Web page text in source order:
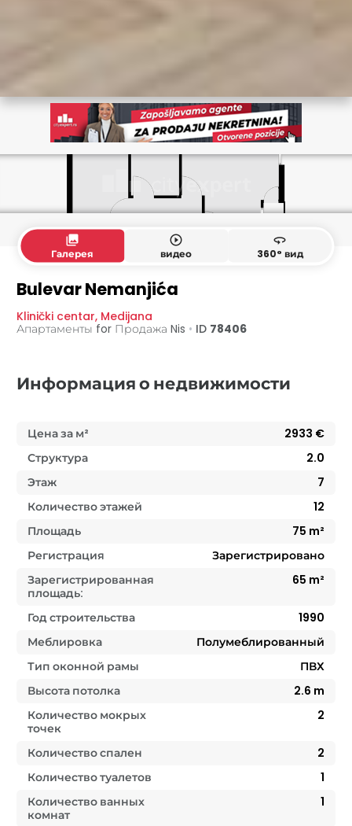
collections
Галерея
play_circle_outline
видео
360
360° вид
Bulevar Nemanjića
Klinički centar, Medijana
Апартаменты for Продажа Nis • ID 78406
Информация о недвижимости
Цена за м² 2933 €
Структура
2.0
Этаж
7
Количество этажей
12
Площадь
75 m²
Регистрация
Зарегистрировано
Зарегистрированная
площадь:
65 m²
Год строительства
1990
Меблировка
Полумеблированный
Тип оконной рамы
ПВХ
Высота потолка
2.6 m
Количество мокрых
точек
2
Количество спален
2
Количество туалетов
1
Количество ванных
комнат
1